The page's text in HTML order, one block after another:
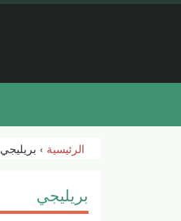
الرئيسية › بريليجي
بريليجي